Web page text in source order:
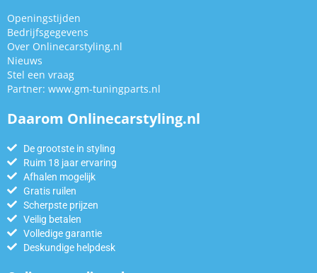
Openingstijden
Bedrijfsgegevens
Over Onlinecarstyling.nl
Nieuws
Stel een vraag
Partner: www.gm-tuningparts.nl
Daarom Onlinecarstyling.nl
De grootste in styling
Ruim 18 jaar ervaring
Afhalen mogelijk
Gratis ruilen
Scherpste prijzen
Veilig betalen
Volledige garantie
Deskundige helpdesk